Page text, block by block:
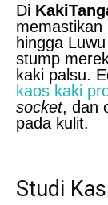
Di
memastikan
hingga
stump
kaki palsu.
kaos kaki
socket, dan
pada kulit.
Studi